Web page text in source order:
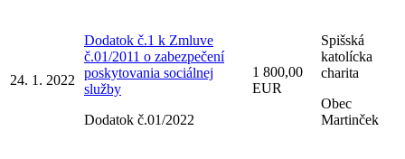
24. 1. 2022
Dodatok č.1 k Zmluve
č.01/2011 o zabezpečení
poskytovania sociálnej
služby
Dodatok č.01/2022
1 800,00
EUR
Spišská
katolícka
charita
Obec
Martinček